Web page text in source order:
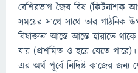
বেশিরভাগ জৈব বিষ (কিটনাশক
সময়ের সাথে সাথে তার গাঠনিক
বিষাক্ততা আস্তে আস্তে হারাতে
যায় (প্রশমিত ও হয়ে যেতে পারে)।
এর অর্থ পূর্বে নিদিষ্ট কাজের